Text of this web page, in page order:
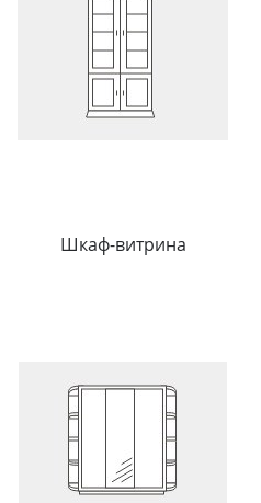
Шкаф-витрина